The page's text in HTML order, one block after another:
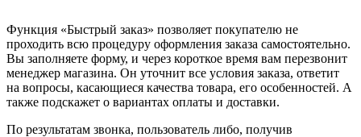
Функция «Быстрый заказ» позволяет покупателю не
проходить всю процедуру оформления заказа самостоятельно.
Вы заполняете форму, и через короткое время вам перезвонит
менеджер магазина. Он уточнит все условия заказа, ответит
на вопросы, касающиеся качества товара, его особенностей. А
также подскажет о вариантах оплаты и доставки.
По результатам звонка, пользователь либо, получив